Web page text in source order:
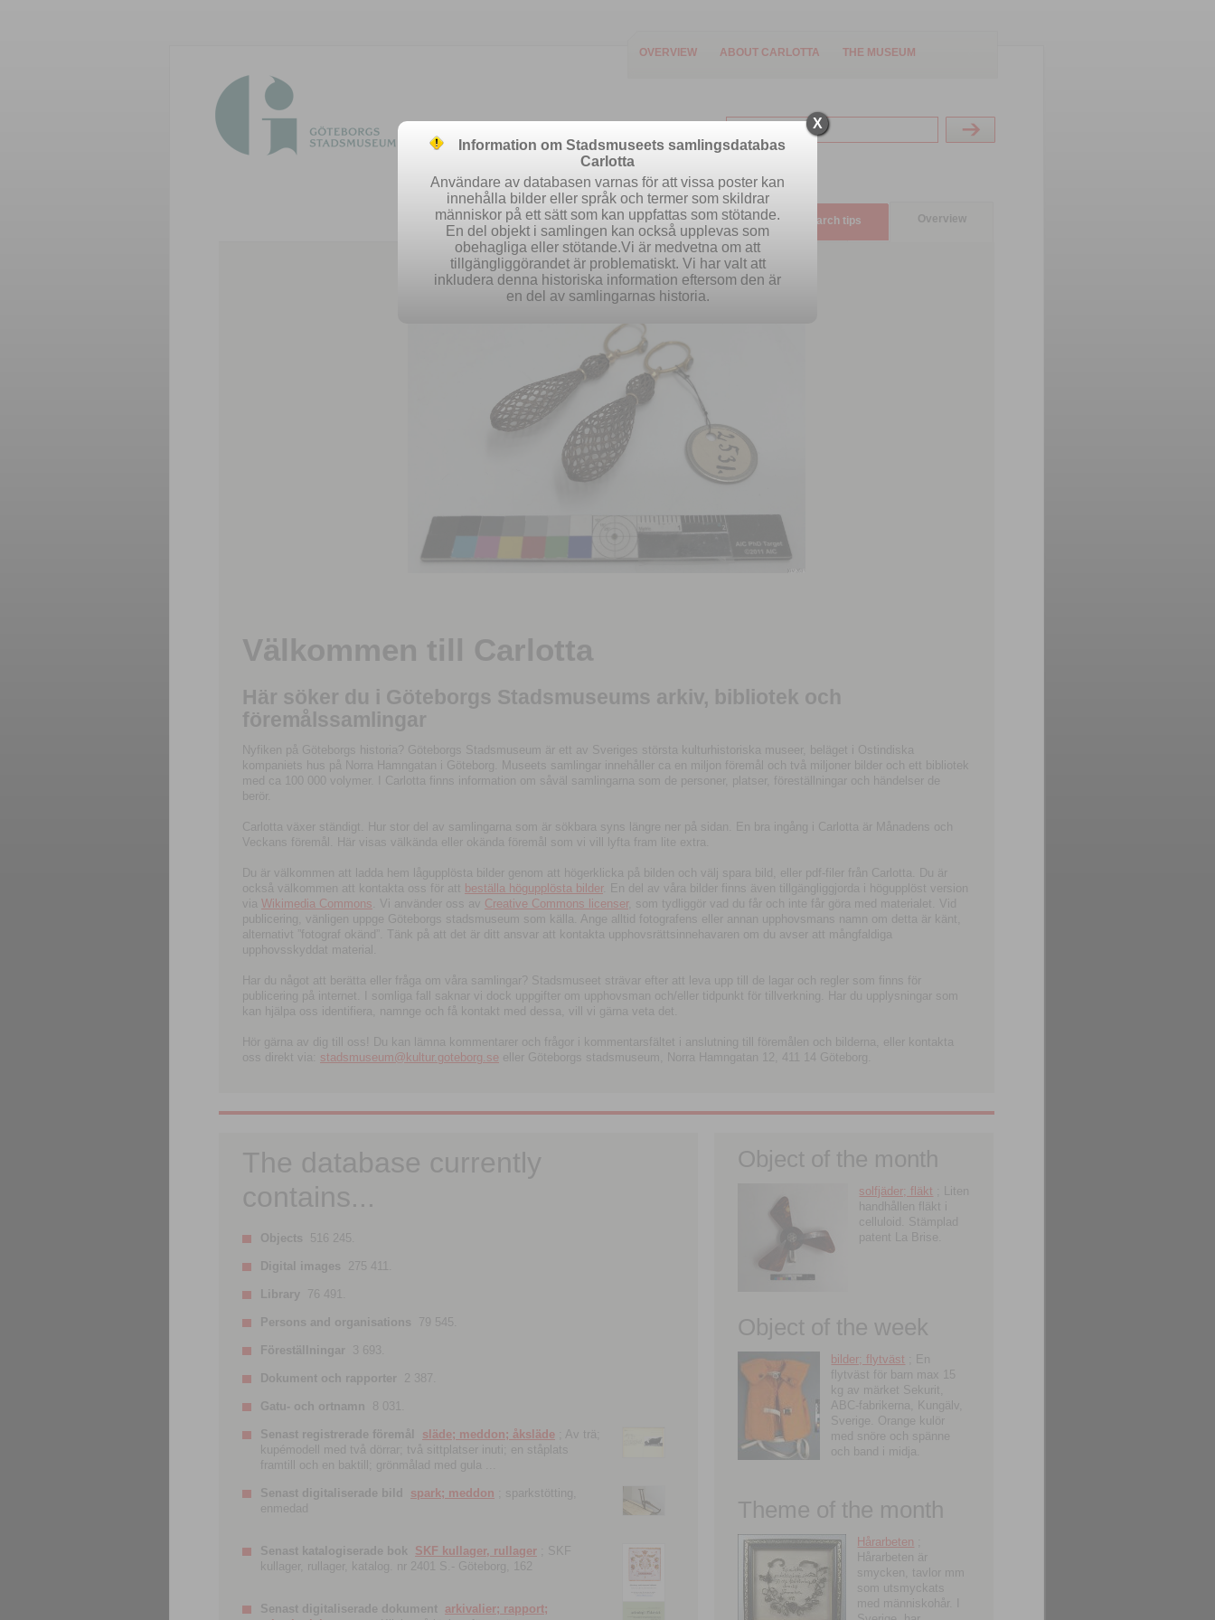
OVERVIEW ABOUT CARLOTTA THE MUSEUM
Easy search Advanced search Search tips Overview
Välkommen till Carlotta
Här söker du i Göteborgs Stadsmuseums arkiv, bibliotek och
föremålssamlingar
Nyfiken på Göteborgs historia? Göteborgs Stadsmuseum är ett av Sveriges största kulturhistoriska museer, beläget i Ostindiska
kompaniets hus på Norra Hamngatan i Göteborg. Museets samlingar innehåller ca en miljon föremål och två miljoner bilder och ett bibliotek
med ca 100 000 volymer. I Carlotta finns information om såväl samlingarna som de personer, platser, föreställningar och händelser de
berör.
Carlotta växer ständigt. Hur stor del av samlingarna som är sökbara syns längre ner på sidan. En bra ingång i Carlotta är Månadens och
Veckans föremål. Här visas välkända eller okända föremål som vi vill lyfta fram lite extra.
Du är välkommen att ladda hem lågupplösta bilder genom att högerklicka på bilden och välj spara bild, eller pdf-filer från Carlotta. Du är
också välkommen att kontakta oss för att beställa högupplösta bilder. En del av våra bilder finns även tillgängliggjorda i högupplöst version
via Wikimedia Commons . Vi använder oss av Creative Commons licenser, som tydliggör vad du får och inte får göra med materialet. Vid
publicering, vänligen uppge Göteborgs stadsmuseum som källa. Ange alltid fotografens eller annan upphovsmans namn om detta är känt,
alternativt ”fotograf okänd”. Tänk på att det är ditt ansvar att kontakta upphovsrättsinnehavaren om du avser att mångfaldiga
upphovsskyddat material.
Har du något att berätta eller fråga om våra samlingar? Stadsmuseet strävar efter att leva upp till de lagar och regler som finns för
publicering på internet. I somliga fall saknar vi dock uppgifter om upphovsman och/eller tidpunkt för tillverkning. Har du upplysningar som
kan hjälpa oss identifiera, namnge och få kontakt med dessa, vill vi gärna veta det.
Hör gärna av dig till oss! Du kan lämna kommentarer och frågor i kommentarsfältet i anslutning till föremålen och bilderna, eller kontakta
oss direkt via: stadsmuseum@kultur.goteborg.se eller Göteborgs stadsmuseum, Norra Hamngatan 12, 411 14 Göteborg.
The database currently
contains...
Objects 516 245.
Digital images 275 411.
Library 76 491.
Persons and organisations 79 545.
Föreställningar 3 693.
Dokument och rapporter 2 387.
Gatu- och ortnamn 8 031.
Senast registrerade föremål släde; meddon; åksläde ; Av trä;
kupémodell med två dörrar; två sittplatser inuti; en ståplats
framtill och en baktill; grönmålad med gula ...
Senast digitaliserade bild spark; meddon ; sparkstötting,
enmedad
Senast katalogiserade bok SKF kullager, rullager ; SKF
kullager, rullager, katalog. nr 2401 S.- Göteborg, 162
Senast digitaliserade dokument arkivalier; rapport;
Object of the month
solfjäder; fläkt ; Liten
handhållen fläkt i
celluloid. Stämplad
patent La Brise.
Object of the week
bilder; flytväst ; En
flytväst för barn max 15
kg av märket Sekurit,
ABC-fabrikerna, Kungälv,
Sverige. Orange kulör
med snöre och spänne
och band i midja.
Theme of the month
Hårarbeten
Hårarbeten är
smycken, tavlor mm
som utsmyckats
med människohår. I
X
Information om Stadsmuseets samlingsdatabas
Carlotta
Användare av databasen varnas för att vissa poster kan
innehålla bilder eller språk och termer som skildrar
människor på ett sätt som kan uppfattas som stötande.
En del objekt i samlingen kan också upplevas som
obehagliga eller stötande.Vi är medvetna om att
tillgängliggörandet är problematiskt. Vi har valt att
inkludera denna historiska information eftersom den är
en del av samlingarnas historia.